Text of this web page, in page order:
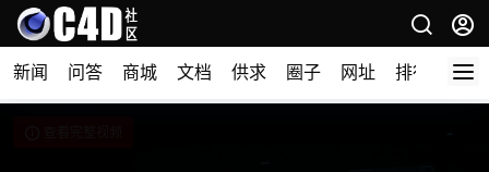
新闻 问答 商城 文档 供求 圈子 网址 排行榜